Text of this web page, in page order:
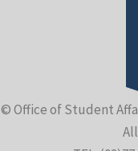
© Office of Student